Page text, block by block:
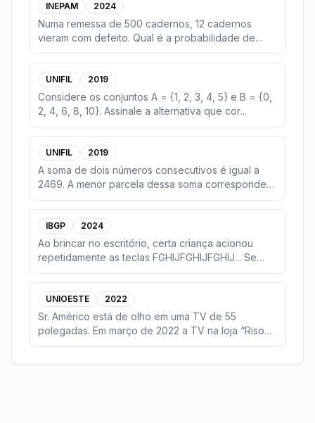
INEPAM 2024
Numa remessa de 500 cadernos, 12 cadernos
vieram com defeito. Qual é a probabilidade de
pegar, ao ac...
UNIFIL 2019
Considere os conjuntos A = {1, 2, 3, 4, 5} e B = {0,
2, 4, 6, 8, 10}. Assinale a alternativa que cor...
UNIFIL 2019
A soma de dois números consecutivos é igual a
2469. A menor parcela dessa soma corresponde
a...
IBGP 2024
Ao brincar no escritório, certa criança acionou
repetidamente as teclas FGHIJFGHIJFGHIJ... Se
esse p...
UNIOESTE 2022
Sr. Américo está de olho em uma TV de 55
polegadas. Em março de 2022 a TV na loja “Riso
Fácil” custa...